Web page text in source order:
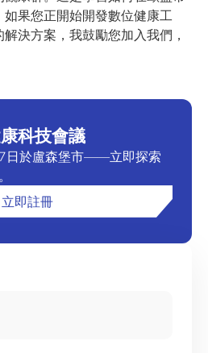
果您正開始開發數位健康工
決方案，我鼓勵您加入我們，
科技會議
日於盧森堡市——立即探索
立即註冊